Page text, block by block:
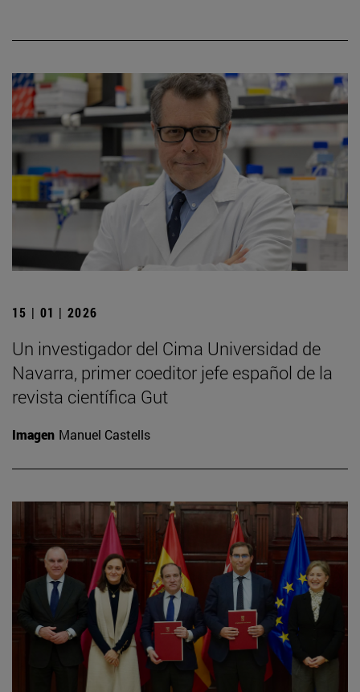
15 | 01 | 2026
Un investigador del Cima Universidad de
Navarra, primer coeditor jefe español de la
revista científica Gut
Imagen Manuel Castells